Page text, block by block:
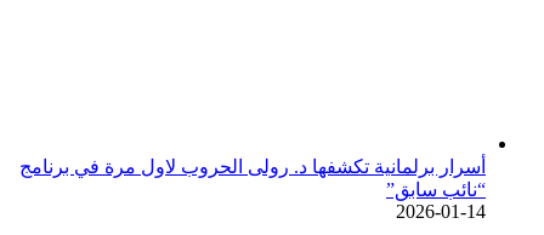
أسرار برلمانية تكشفها د. رولى الحروب لاول مرة في برنامج
“نائب سابق”
2026-01-14